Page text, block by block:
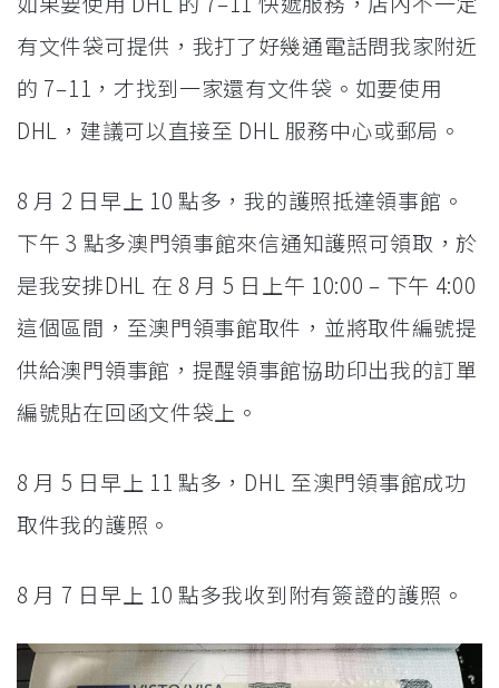
有文件袋可提供，我打了好幾通電話問我家附近
的 7–11，才找到一家還有文件袋。如要使用
DHL，建議可以直接至 DHL 服務中心或郵局。
8 月 2 日早上 10 點多，我的護照抵達領事館。
下午 3 點多澳門領事館來信通知護照可領取，於
是我安排DHL 在 8 月 5 日上午 10:00 – 下午 4:00
這個區間，至澳門領事館取件，並將取件編號提
供給澳門領事館，提醒領事館協助印出我的訂單
編號貼在回函文件袋上。
8 月 5 日早上 11 點多，DHL 至澳門領事館成功
取件我的護照。
8 月 7 日早上 10 點多我收到附有簽證的護照。